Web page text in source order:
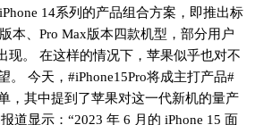
14系列的产品组合方案，即推出标
本、Pro Max版本四款机型，部分用户
现。 在这样的情况下，苹果似乎也对不
。 今天，#iPhone15Pro将成主打产品#
，其中提到了苹果对这一代新机的量产
道显示：“2023 年 6 月的 iPhone 15 面